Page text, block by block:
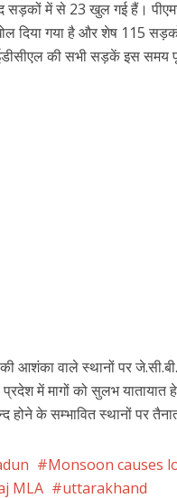
सड़कों में से 23 खुल गई हैं।
दिया गया है और शेष 115
की सभी सड़कें इस समय
आशंका वाले स्थानों पर
में मागों को सुलभ यातायात
होने के सम्भावित स्थानों पर
Monsoon causes
MLA
uttarakhand